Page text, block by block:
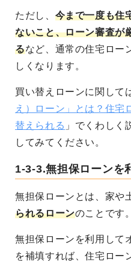
ただし、 今まで一度も住
ないこと、ローン審査が
るなど、通常の住宅ロー
しくなります。
買い替えローンに関して
え）ローン」とは？住宅
替えられる 」でくわしく
してみてください。
1-3-3.無担保ローンを
無担保ローンとは、家や
られるローンのことです。
無担保ローンを利用して
を補填すれば、住宅ロー